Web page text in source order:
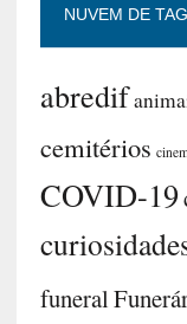
NUVEM DE
abredif
cemitérios
COVID-19
funeral